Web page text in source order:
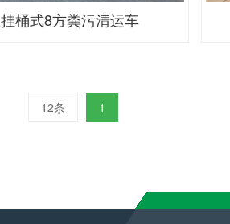
挂桶式8方粪污清运车
12条 1